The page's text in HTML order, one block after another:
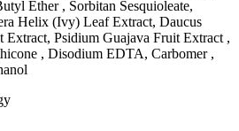
Ether , Sorbitan Sesquioleate,
Helix (Ivy) Leaf Extract, Daucus
Extract, Psidium Guajava Fruit Extract ,
, Disodium EDTA, Carbomer ,